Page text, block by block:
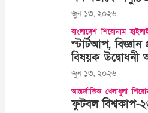
জুন ১৩, ২০২৬
বাংলাদেশ শিরোনাম
স্টার্টআপ,
বিষয়ক উদ্বোধনী
জুন ১৩, ২০২৬
আন্তর্জাতিক খেলাধুলা
ফুটবল বিশ্বকাপ-